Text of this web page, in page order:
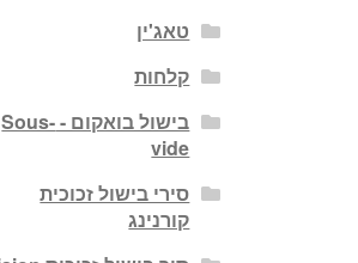
טאג'ין
קלחות
בישול בואקום - Sous-
vide
סירי בישול זכוכית
קורנינג